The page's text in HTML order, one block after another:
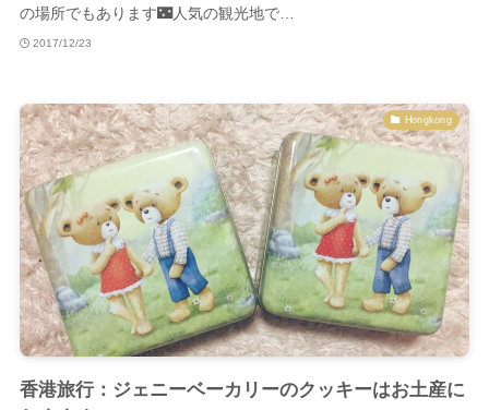
の場所でもあります🌃人気の観光地で…
2017/12/23
Hongkong
香港旅行：ジェニーベーカリーのクッキーはお土産に